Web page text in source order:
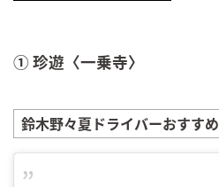
① 珍遊〈一乗寺〉
鈴木野々夏 ドライバーおすすめ